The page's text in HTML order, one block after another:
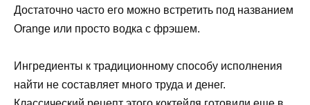
Достаточно часто его можно встретить под названием
Orange или просто водка с фрэшем.
Ингредиенты к традиционному способу исполнения
найти не составляет много труда и денег.